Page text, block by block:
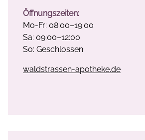
Öffnungszeiten:
Mo-Fr: 08:00–19:00
Sa: 09:00–12:00
So: Geschlossen
waldstrassen-apotheke.de